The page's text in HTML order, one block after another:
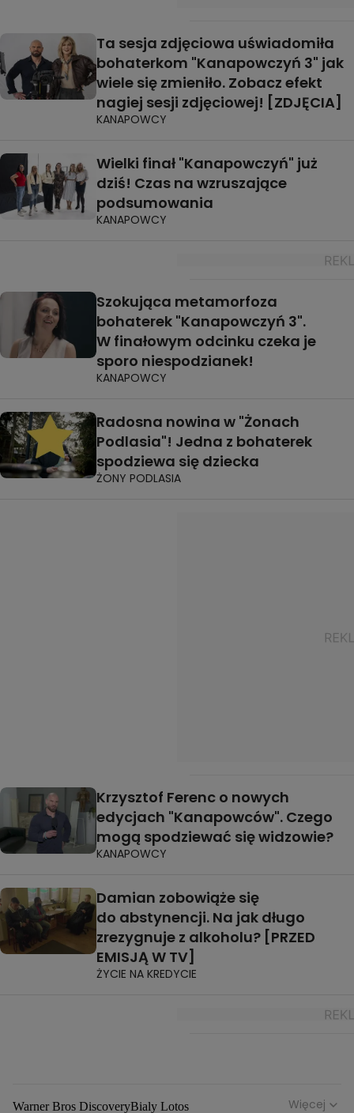
Ta sesja zdjęciowa uświadomiła
bohaterkom "Kanapowczyń 3" jak
wiele się zmieniło. Zobacz efekt
nagiej sesji zdjęciowej! [ZDJĘCIA]
KANAPOWCY
Wielki finał "Kanapowczyń" już
dziś! Czas na wzruszające
podsumowania
KANAPOWCY
Szokująca metamorfoza
bohaterek "Kanapowczyń 3".
W finałowym odcinku czeka je
sporo niespodzianek!
KANAPOWCY
Radosna nowina w "Żonach
Podlasia"! Jedna z bohaterek
spodziewa się dziecka
ŻONY PODLASIA
Krzysztof Ferenc o nowych
edycjach "Kanapowców". Czego
mogą spodziewać się widzowie?
KANAPOWCY
Damian zobowiąże się
do abstynencji. Na jak długo
zrezygnuje z alkoholu? [PRZED
EMISJĄ W TV]
ŻYCIE NA KREDYCIE
Warner Bros DiscoveryBialy Lotos
Więcej